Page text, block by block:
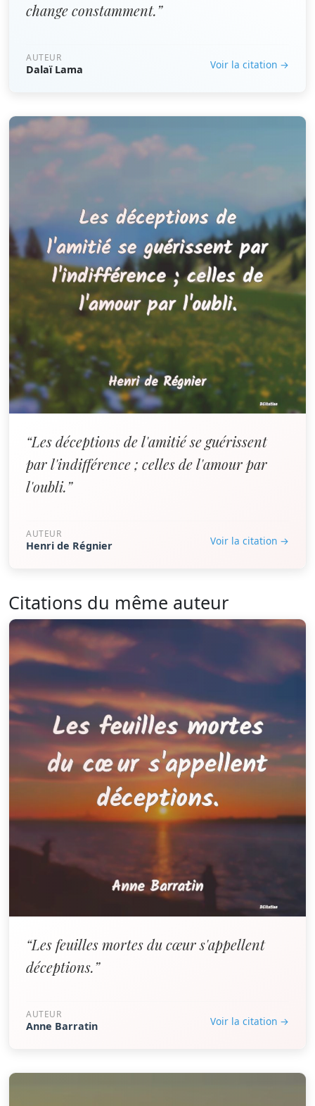
change constamment.”
AUTEUR
Dalaï Lama Voir la citation →
“Les déceptions de l'amitié se guérissent
par l'indifférence ; celles de l'amour par
l'oubli.”
AUTEUR
Henri de Régnier Voir la citation →
Citations du même auteur
“Les feuilles mortes du cœur s'appellent
déceptions.”
AUTEUR
Anne Barratin Voir la citation →